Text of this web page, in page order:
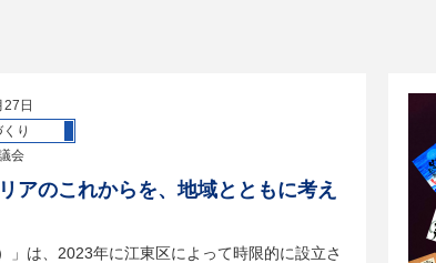
日
り
会
アのこれからを、地域とともに考え
」は、2023年に江東区によって時限的に設立さ